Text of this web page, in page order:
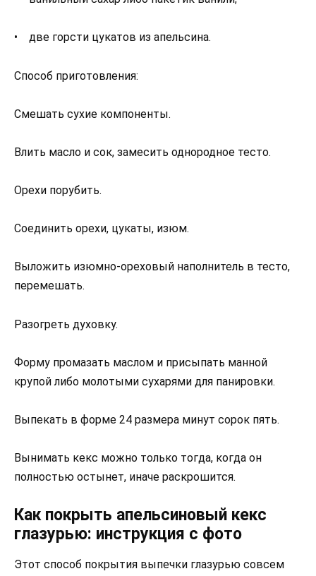
• две горсти цукатов из апельсина.
Способ приготовления:
Смешать сухие компоненты.
Влить масло и сок, замесить однородное тесто.
Орехи порубить.
Соединить орехи, цукаты, изюм.
Выложить изюмно-ореховый наполнитель в тесто,
перемешать.
Разогреть духовку.
Форму промазать маслом и присыпать манной
крупой либо молотыми сухарями для панировки.
Выпекать в форме 24 размера минут сорок пять.
Вынимать кекс можно только тогда, когда он
полностью остынет, иначе раскрошится.
Как покрыть апельсиновый кекс
глазурью: инструкция с фото
Этот способ покрытия выпечки глазурью совсем